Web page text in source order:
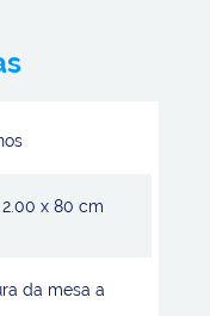
2.00 x 80 cm
da mesa a